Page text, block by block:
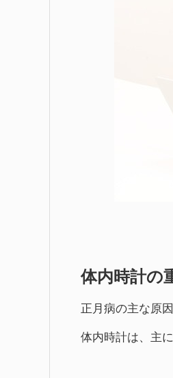
体内時計の
正月病の主な原
体内時計は、主